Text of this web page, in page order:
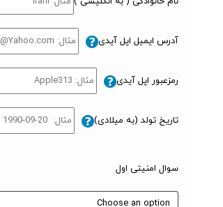
آدرس ایمیل اپل آیدی
رمزعبور اپل آیدی
تاریخ تولد (به میلادی)
سوال امنیتی اول